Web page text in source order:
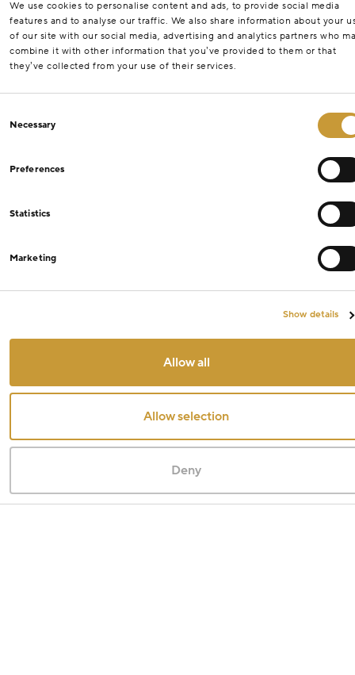
We use cookies to personalise content and ads, to provide social media
features and to analyse our traffic. We also share information about your
of our site with our social media, advertising and analytics partners who
combine it with other information that you’ve provided to them or that
they’ve collected from your use of their services.
Selection
Necessary
Preferences
Statistics
Marketing
Show details
Allow all
Allow selection
Deny